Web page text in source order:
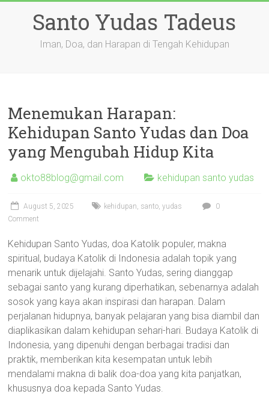
Santo Yudas Tadeus
Iman, Doa, dan Harapan di Tengah Kehidupan
Menemukan Harapan:
Kehidupan Santo Yudas dan Doa
yang Mengubah Hidup Kita
okto88blog@gmail.com kehidupan santo yudas
August 5, 2025 kehidupan, santo,yudas
0
Comment
Kehidupan Santo Yudas, doa Katolik populer, makna
spiritual, budaya Katolik di Indonesia adalah topik yang
menarik untuk dijelajahi. Santo Yudas, sering dianggap
sebagai santo yang kurang diperhatikan, sebenarnya adalah
sosok yang kaya akan inspirasi dan harapan. Dalam
perjalanan hidupnya, banyak pelajaran yang bisa diambil dan
diaplikasikan dalam kehidupan sehari-hari. Budaya Katolik di
Indonesia, yang dipenuhi dengan berbagai tradisi dan
praktik, memberikan kita kesempatan untuk lebih
mendalami makna di balik doa-doa yang kita panjatkan,
khususnya doa kepada Santo Yudas.